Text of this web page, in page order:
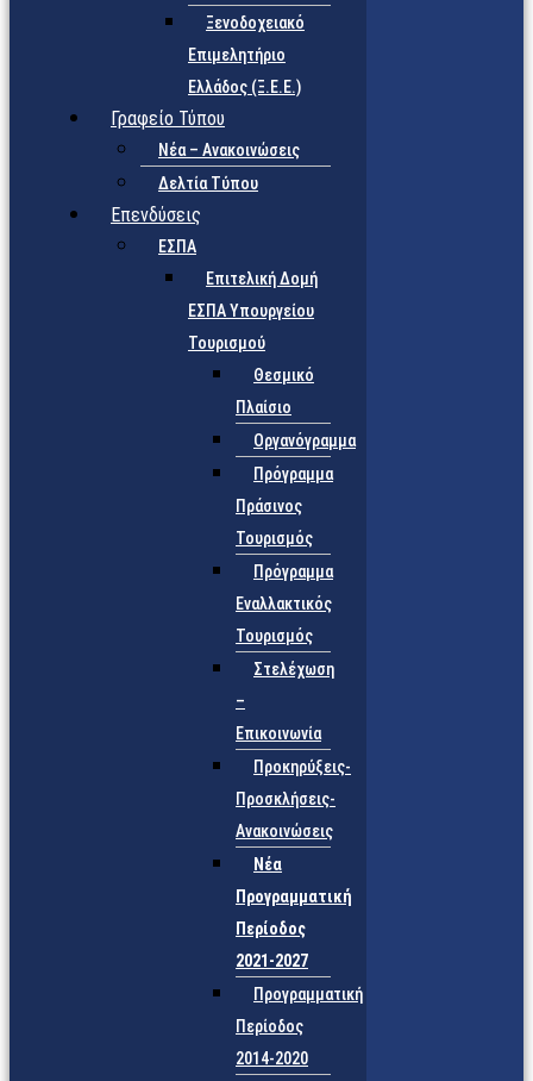
Ξενοδοχειακό
Επιμελητήριο
Ελλάδος (Ξ.Ε.Ε.)
Γραφείο Τύπου
Νέα – Ανακοινώσεις
Δελτία Τύπου
Επενδύσεις
ΕΣΠΑ
Επιτελική Δομή
ΕΣΠΑ Υπουργείου
Τουρισμού
Θεσμικό
Πλαίσιο
Οργανόγραμμα
Πρόγραμμα
Πράσινος
Τουρισμός
Πρόγραμμα
Εναλλακτικός
Τουρισμός
Στελέχωση
–
Επικοινωνία
Προκηρύξεις-
Προσκλήσεις-
Ανακοινώσεις
Νέα
Προγραμματική
Περίοδος
2021-2027
Προγραμματική
Περίοδος
2014-2020